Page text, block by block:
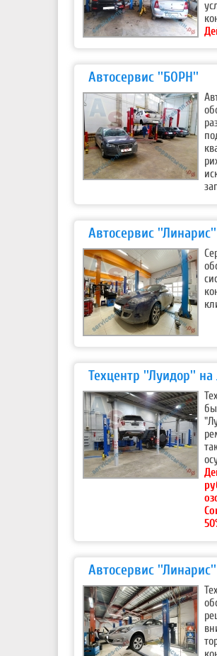
Автосервис ''БОРН''
Автосервис
Техцентр ''Луидор'' на
Автосервис